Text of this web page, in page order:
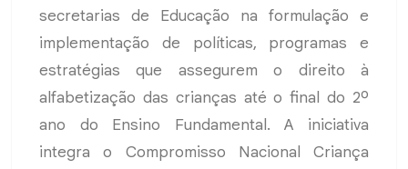
secretarias de Educação na formulação e
implementação de políticas, programas e
estratégias que assegurem o direito à
alfabetização das crianças até o final do 2º
ano do Ensino Fundamental. A iniciativa
integra o Compromisso Nacional Criança